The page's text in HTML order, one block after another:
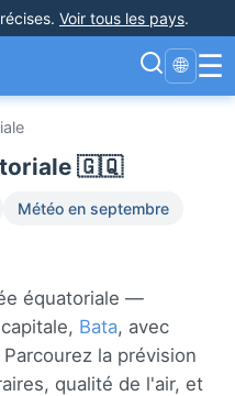
. Voir tous les pays.
🌐 ☰
🇬🇶
Météo en septembre
équatoriale —
Bata, avec
la prévision
qualité de l'air, et